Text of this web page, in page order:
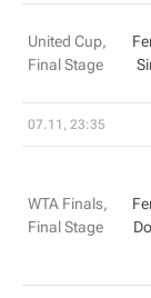
United Cup,
Final Stage
07.11, 23:35
WTA Finals,
Final Stage